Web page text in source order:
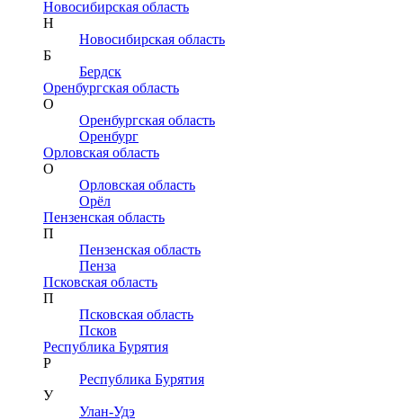
Новосибирская область
Н
Новосибирская область
Б
Бердск
Оренбургская область
О
Оренбургская область
Оренбург
Орловская область
О
Орловская область
Орёл
Пензенская область
П
Пензенская область
Пенза
Псковская область
П
Псковская область
Псков
Республика Бурятия
Р
Республика Бурятия
У
Улан-Удэ